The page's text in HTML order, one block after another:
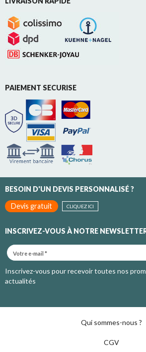
PAIEMENT SECURISE
BESOIN D'UN DEVIS PERSONNALISÉ ?
Devis gratuit
CLIQUEZ ICI
INSCRIVEZ-VOUS À NOTRE
Inscrivez-vous pour recevoir toutes nos
actualités
Qui sommes-nous ?
CGV